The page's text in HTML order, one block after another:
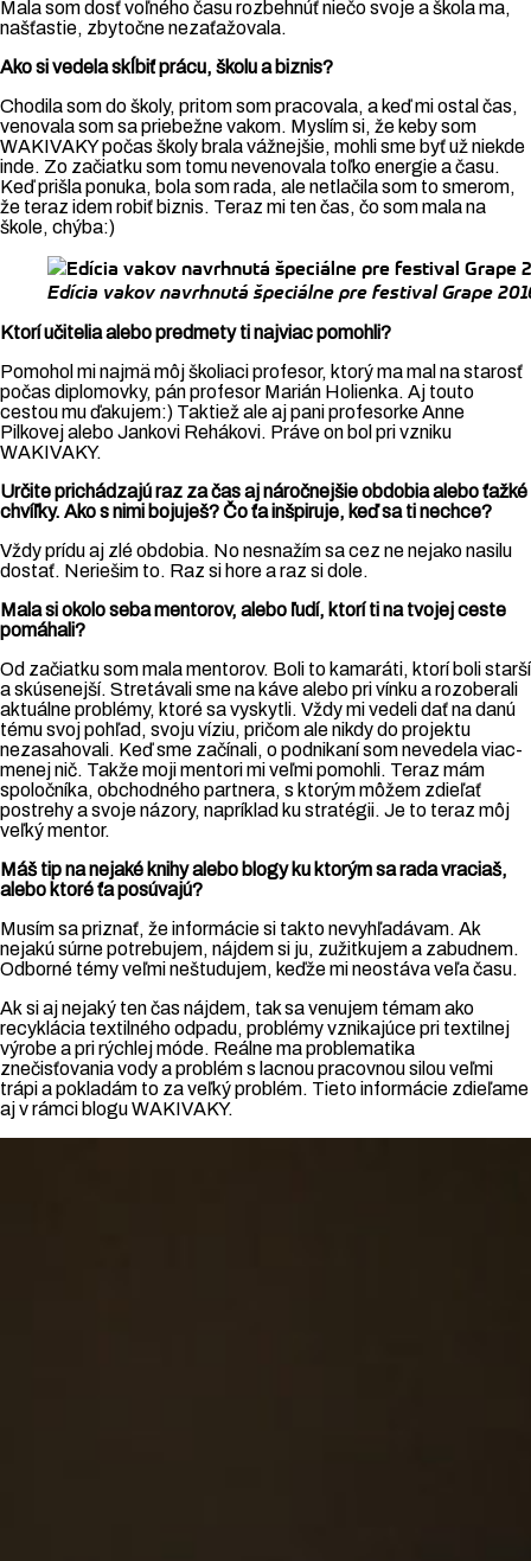
Mala som dosť voľného času rozbehnúť niečo svoje a škola ma,
našťastie, zbytočne nezaťažovala.
Ako si vedela skĺbiť prácu, školu a biznis?
Chodila som do školy, pritom som pracovala, a keď mi ostal čas,
venovala som sa priebežne vakom. Myslím si, že keby som
WAKIVAKY počas školy brala vážnejšie, mohli sme byť už niekde
inde. Zo začiatku som tomu nevenovala toľko energie a času.
Keď prišla ponuka, bola som rada, ale netlačila som to smerom,
že teraz idem robiť biznis. Teraz mi ten čas, čo som mala na
škole, chýba:)
Edícia vakov navrhnutá špeciálne pre festival Grape
Ktorí učitelia alebo predmety ti najviac pomohli?
Pomohol mi najmä môj školiaci profesor, ktorý ma mal na starosť
počas diplomovky, pán profesor Marián Holienka. Aj touto
cestou mu ďakujem:) Taktiež ale aj pani profesorke Anne
Pilkovej alebo Jankovi Rehákovi. Práve on bol pri vzniku
WAKIVAKY.
Určite prichádzajú raz za čas aj náročnejšie obdobia alebo ťažké
chvíľky. Ako s nimi bojuješ? Čo ťa inšpiruje, keď sa ti nechce?
Vždy prídu aj zlé obdobia. No nesnažím sa cez ne nejako nasilu
dostať. Neriešim to. Raz si hore a raz si dole.
Mala si okolo seba mentorov, alebo ľudí, ktorí ti na tvojej ceste
pomáhali?
Od začiatku som mala mentorov. Boli to kamaráti, ktorí boli starší
a skúsenejší. Stretávali sme na káve alebo pri vínku a rozoberali
aktuálne problémy, ktoré sa vyskytli. Vždy mi vedeli dať na danú
tému svoj pohľad, svoju víziu, pričom ale nikdy do projektu
nezasahovali. Keď sme začínali, o podnikaní som nevedela viac-
menej nič. Takže moji mentori mi veľmi pomohli. Teraz mám
spoločníka, obchodného partnera, s ktorým môžem zdieľať
postrehy a svoje názory, napríklad ku stratégii. Je to teraz môj
veľký mentor.
Máš tip na nejaké knihy alebo blogy ku ktorým sa rada vraciaš,
alebo ktoré ťa posúvajú?
Musím sa priznať, že informácie si takto nevyhľadávam. Ak
nejakú súrne potrebujem, nájdem si ju, zužitkujem a zabudnem.
Odborné témy veľmi neštudujem, keďže mi neostáva veľa času.
Ak si aj nejaký ten čas nájdem, tak sa venujem témam ako
recyklácia textilného odpadu, problémy vznikajúce pri textilnej
výrobe a pri rýchlej móde. Reálne ma problematika
znečisťovania vody a problém s lacnou pracovnou silou veľmi
trápi a pokladám to za veľký problém. Tieto informácie zdieľame
aj v rámci blogu WAKIVAKY.